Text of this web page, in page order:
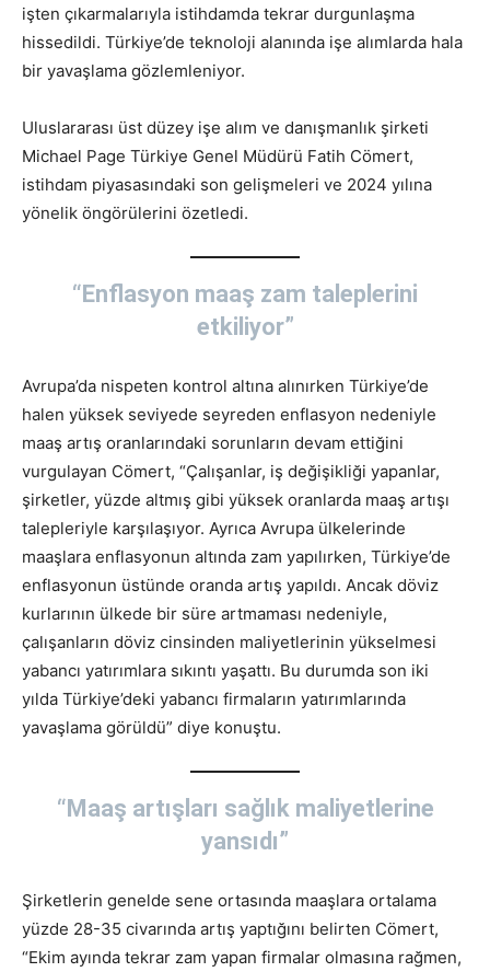
işten çıkarmalarıyla istihdamda tekrar durgunlaşma
hissedildi. Türkiye’de teknoloji alanında işe alımlarda hala
bir yavaşlama gözlemleniyor.
Uluslararası üst düzey işe alım ve danışmanlık şirketi
Michael Page Türkiye Genel Müdürü Fatih Cömert,
istihdam piyasasındaki son gelişmeleri ve 2024 yılına
yönelik öngörülerini özetledi.
“Enflasyon maaş zam taleplerini
etkiliyor”
Avrupa’da nispeten kontrol altına alınırken Türkiye’de
halen yüksek seviyede seyreden enflasyon nedeniyle
maaş artış oranlarındaki sorunların devam ettiğini
vurgulayan Cömert, “Çalışanlar, iş değişikliği yapanlar,
şirketler, yüzde altmış gibi yüksek oranlarda maaş artışı
talepleriyle karşılaşıyor. Ayrıca Avrupa ülkelerinde
maaşlara enflasyonun altında zam yapılırken, Türkiye’de
enflasyonun üstünde oranda artış yapıldı. Ancak döviz
kurlarının ülkede bir süre artmaması nedeniyle,
çalışanların döviz cinsinden maliyetlerinin yükselmesi
yabancı yatırımlara sıkıntı yaşattı. Bu durumda son iki
yılda Türkiye’deki yabancı firmaların yatırımlarında
yavaşlama görüldü” diye konuştu.
“Maaş artışları sağlık maliyetlerine
yansıdı”
Şirketlerin genelde sene ortasında maaşlara ortalama
yüzde 28-35 civarında artış yaptığını belirten Cömert,
“Ekim ayında tekrar zam yapan firmalar olmasına rağmen,